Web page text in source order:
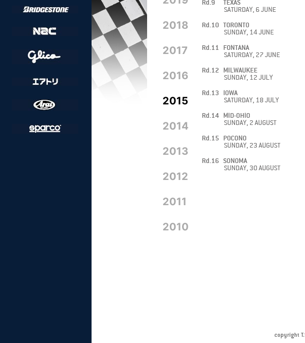
2018
2017
2016
2015
2014
2013
2012
2011
2010